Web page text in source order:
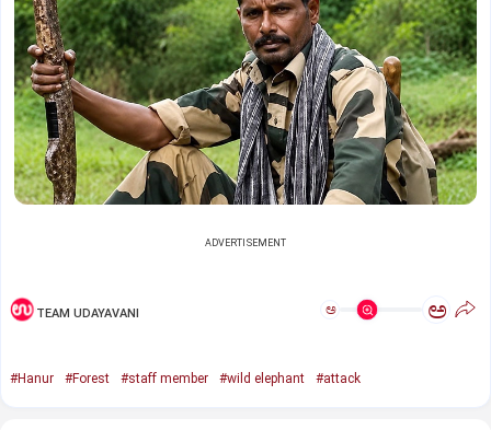
ADVERTISEMENT
TEAM UDAYAVANI ಅ ಅ
#Hanur #Forest #staff member #wild elephant #attack